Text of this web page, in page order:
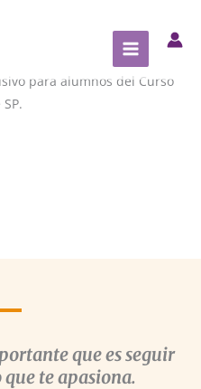
para alumnos del Curso
que es seguir
te apasiona.